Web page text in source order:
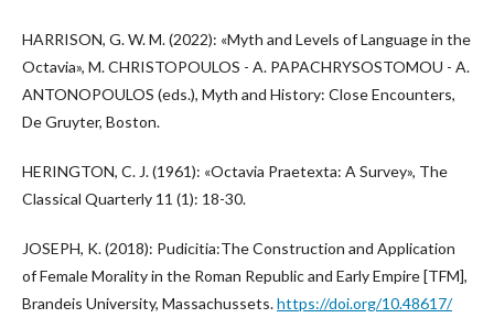
HARRISON, G. W. M. (2022): «Myth and Levels of Language in the
Octavia», M. CHRISTOPOULOS - A. PAPACHRYSOSTOMOU - A.
ANTONOPOULOS (eds.), Myth and History: Close Encounters,
De Gruyter, Boston.
HERINGTON, C. J. (1961): «Octavia Praetexta: A Survey», The
Classical Quarterly 11 (1): 18-30.
JOSEPH, K. (2018): Pudicitia:The Construction and Application
of Female Morality in the Roman Republic and Early Empire [TFM],
Brandeis University, Massachussets.https://doi.org/10.48617/